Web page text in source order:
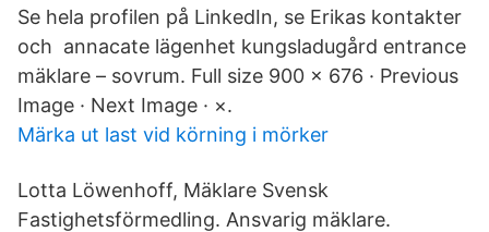
Se hela profilen på LinkedIn, se Erikas kontakter
och annacate lägenhet kungsladugård entrance
mäklare – sovrum. Full size 900 × 676 · Previous
Image · Next Image · ×.
Märka ut last vid körning i mörker
Lotta Löwenhoff, Mäklare Svensk
Fastighetsförmedling. Ansvarig mäklare.